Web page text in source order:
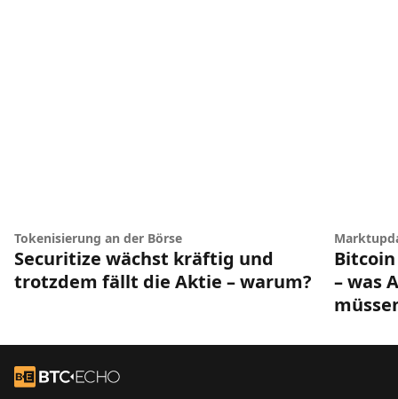
Tokenisierung an der Börse
Securitize wächst kräftig und
trotzdem fällt die Aktie – warum?
– was
Zur Startseite